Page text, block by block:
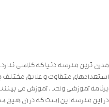
مدرن ترین مدرسه دنیا که کلاسی
استعدادهای متفاوت و علایق
برنامه آموزشی واحد ، آموزش می
در این مدرسه این است که در آن